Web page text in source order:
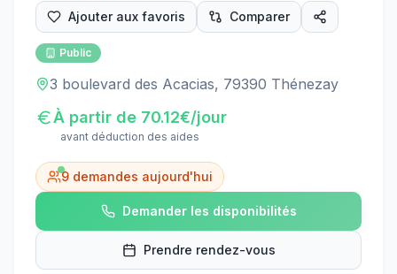
Ajouter aux favoris Comparer
Public
3 boulevard des Acacias, 79390 Thénezay
À partir de 70.12€/jour
avant déduction des aides
9 demandes aujourd'hui
Demander les disponibilités
Prendre rendez-vous